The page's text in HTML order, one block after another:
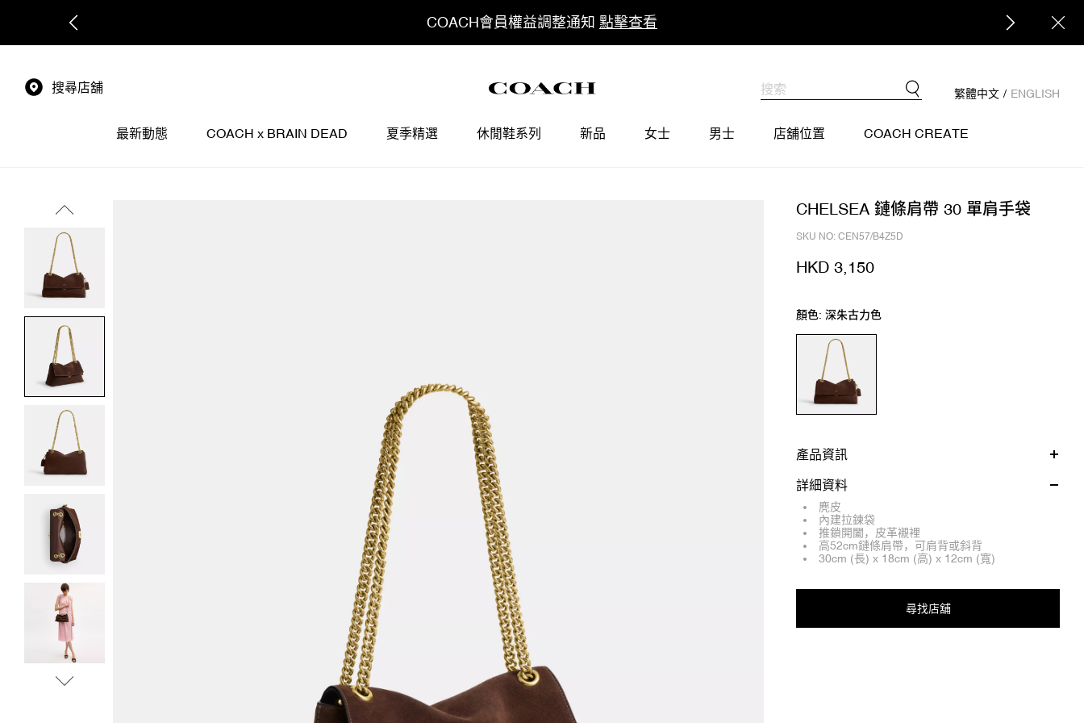
COACH會員權益調整通知 點擊查看
搜尋店舖 繁體中文 / ENGLISH
最新動態 COACH x BRAIN DEAD 夏季精選 休閒鞋系列 新品 女士 男士 店舖位置 COACH CREATE
CHELSEA 鏈條肩帶 30 單肩手袋
SKU NO: CEN57/B4Z5D
HKD 3,150
顏色: 深朱古力色
產品資訊
詳細資料
麂皮
內建拉鍊袋
推鎖開闔，皮革襯裡
高52cm鏈條肩帶，可肩背或斜背
30cm (長) x 18cm (高) x 12cm (寬)
尋找店舖